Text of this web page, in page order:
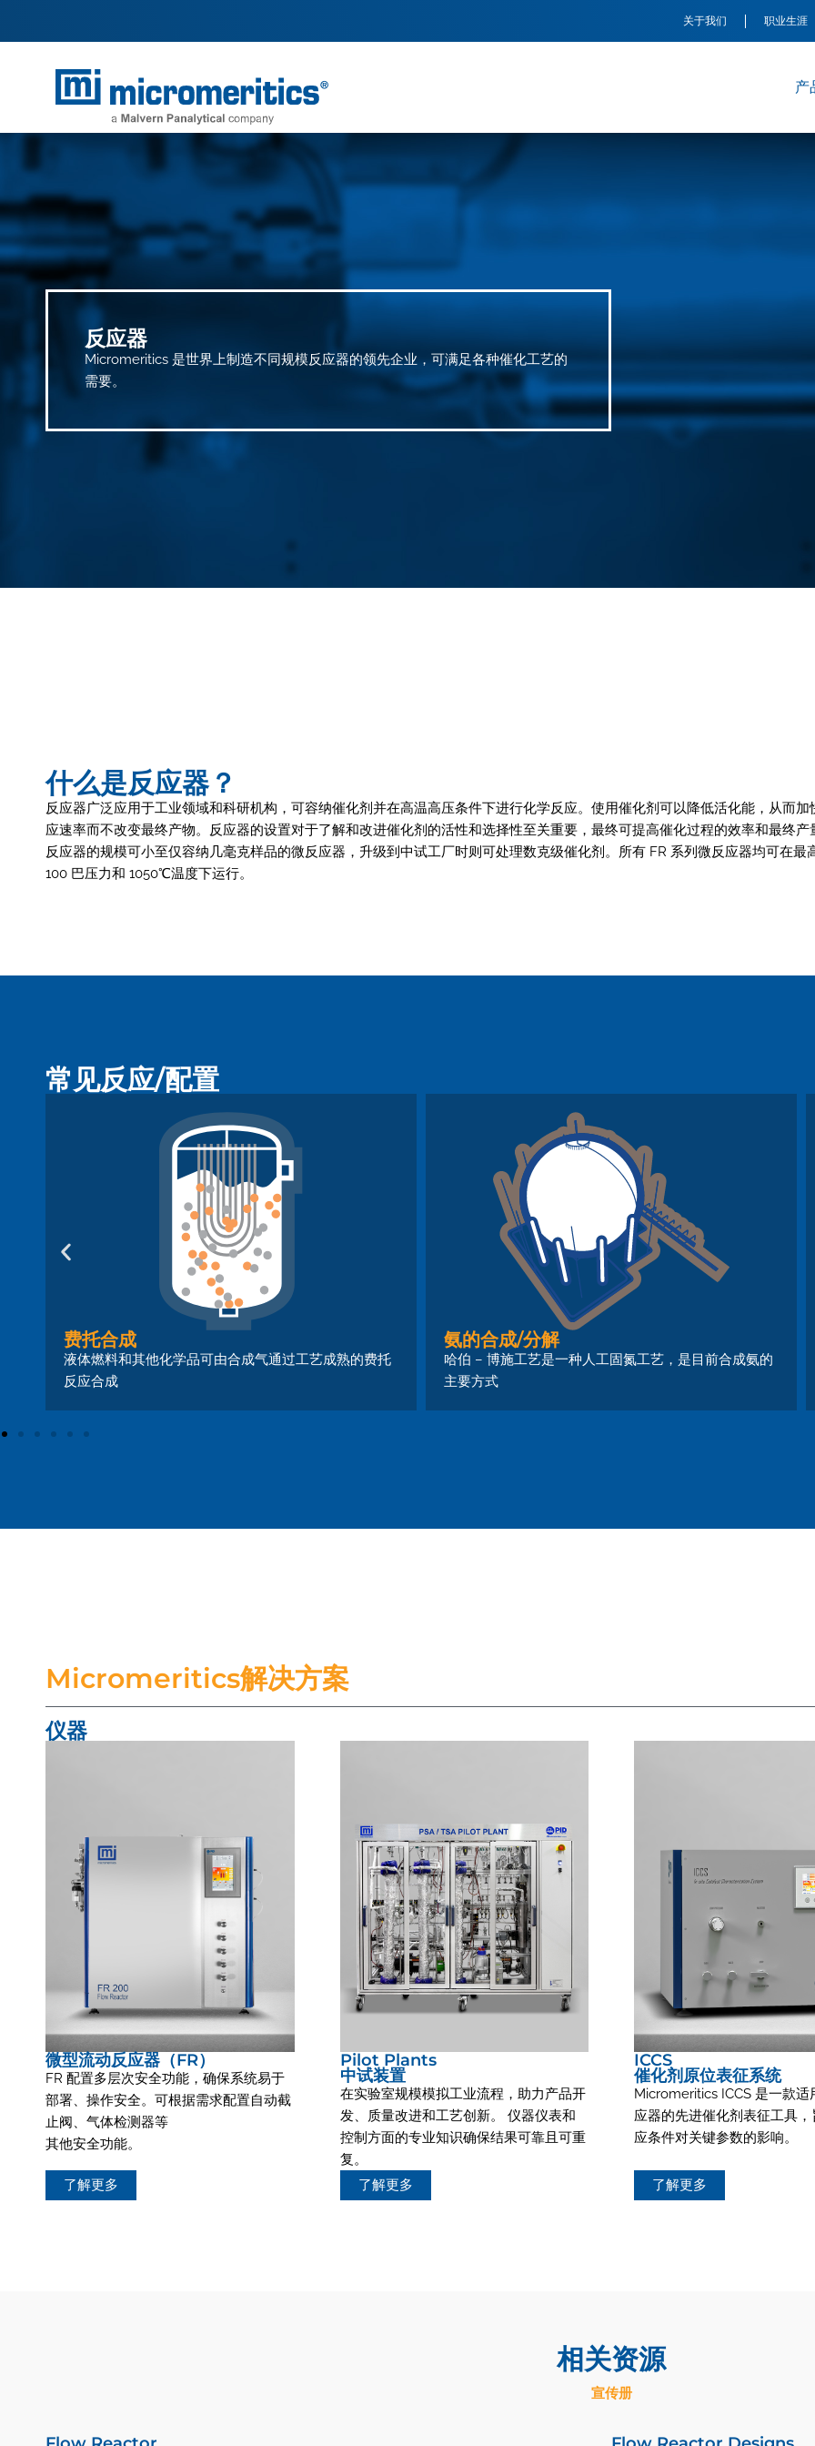
关于我们 职业生涯
产
反应器
Micromeritics 是世界上制造不同规模反应器的领先企业，可满足各种催化工艺的
需要。
什么是反应器？
反应器广泛应用于工业领域和科研机构，可容纳催化剂并在高温高压条件下进行化学反应。使用催化剂可以降低活化能，从而加
应速率而不改变最终产物。反应器的设置对于了解和改进催化剂的活性和选择性至关重要，最终可提高催化过程的效率和最终产
反应器的规模可小至仅容纳几毫克样品的微反应器，升级到中试工厂时则可处理数克级催化剂。所有 FR 系列微反应器均可在最
100 巴压力和 1050℃温度下运行。
常见反应/配置
费托合成
液体燃料和其他化学品可由合成气通过工艺成熟的费托
反应合成
氨的合成/分解
哈伯 – 博施工艺是一种人工固氮工艺，是目前合成氨的
主要方式
Micromeritics解决方案
仪器
微型流动反应器（FR）
FR 配置多层次安全功能，确保系统易于
部署、操作安全。可根据需求配置自动截
止阀、气体检测器等
其他安全功能。
了解更多
Pilot Plants
中试装置
在实验室规模模拟工业流程，助力产品开
发、质量改进和工艺创新。 仪器仪表和
控制方面的专业知识确保结果可靠且可重
复。
了解更多
ICCS
催化剂原位表征系统
Micromeritics ICCS 是一款适
应器的先进催化剂表征工具
应条件对关键参数的影响。
了解更多
相关资源
宣传册